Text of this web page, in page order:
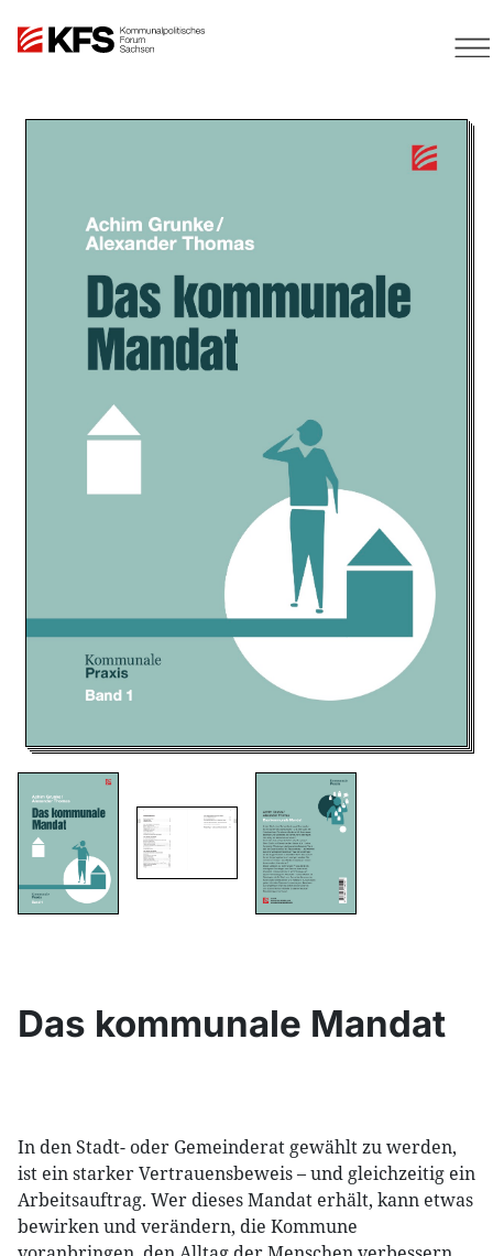
Das kommunale Mandat
In den Stadt- oder Gemeinderat gewählt zu werden,
ist ein starker Vertrauensbeweis – und gleichzeitig ein
Arbeitsauftrag. Wer dieses Mandat erhält, kann etwas
bewirken und verändern, die Kommune